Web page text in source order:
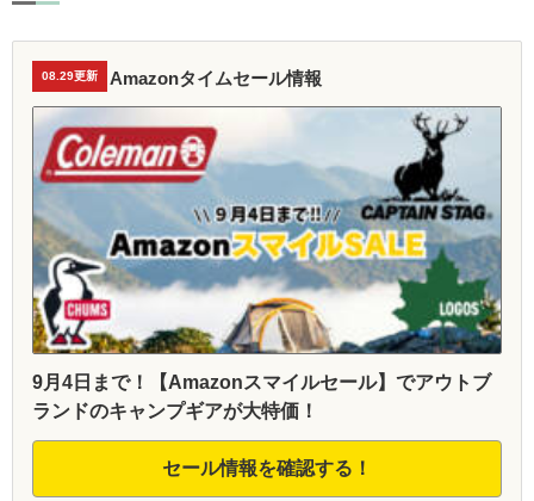
08.29更新 Amazonタイムセール情報
9月4日まで！【Amazonスマイルセール】でアウトブ
ランドのキャンプギアが大特価！
セール情報を確認する！